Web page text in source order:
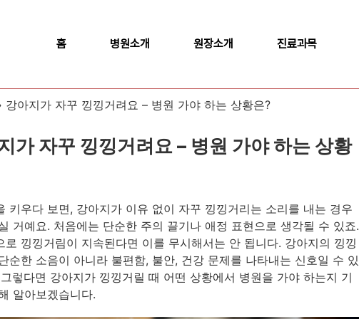
홈 병원소개 원장소개 진료과목
강아지가 자꾸 낑낑거려요 – 병원 가야 하는 상황은?
가 자꾸 낑낑거려요 – 병원 가야 하는 상황
키우다 보면, 강아지가 이유 없이 자꾸 낑낑거리는 소리를 내는 경우
거예요. 처음에는 단순한 주의 끌기나 애정 표현으로 생각될 수 있죠.
로 낑낑거림이 지속된다면 이를 무시해서는 안 됩니다. 강아지의 낑낑
순한 소음이 아니라 불편함, 불안, 건강 문제를 나타내는 신호일 수 있
렇다면 강아지가 낑낑거릴 때 어떤 상황에서 병원을 가야 하는지 기
알아보겠습니다.